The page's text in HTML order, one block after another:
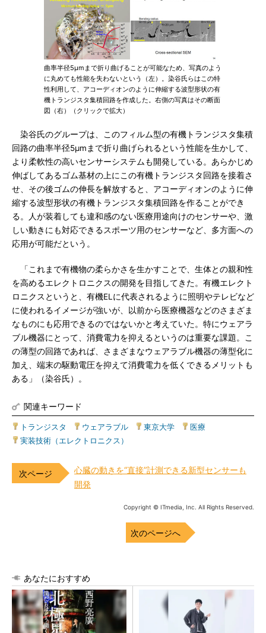
曲率半径5μmまで折り曲げることが可能なため、写真のよう
に丸めても性能を失わないという（左）。染谷氏らはこの特
性利用して、アコーディオンのように伸縮する波型形状の有
機トランジスタ集積回路を作成した。右側の写真はその断面
図（右）（クリックで拡大）
染谷氏のグループは、このフィルム型の有機トランジスタ集積
回路の曲率半径5μmまで折り曲げられるという性能を生かして、
より柔軟性の高いセンサーシステムも開発している。あらかじめ
伸ばしてあるゴム基材の上にこの有機トランジスタ回路を接着さ
せ、その後ゴムの伸長を解放すると、アコーディオンのように伸
縮する波型形状の有機トランジスタ集積回路を作ることができ
る。人が装着しても違和感のない医療用途向けのセンサーや、激
しい動きにも対応できるスポーツ用のセンサーなど、多方面への
応用が可能だという。
「これまで有機物の柔らかさを生かすことで、生体との親和性
を高めるエレクトロニクスの開発を目指してきた。有機エレクト
ロニクスというと、有機ELに代表されるように照明やテレビなど
に使われるイメージが強いが、以前から医療機器などのさまざま
なものにも応用できるのではないかと考えていた。特にウェアラ
ブル機器にとって、消費電力を抑えるというのは重要な課題。こ
の薄型の回路であれば、さまざまなウェアラブル機器の薄型化に
加え、端末の駆動電圧を抑えて消費電力を低くできるメリットも
ある」（染谷氏）。
関連キーワード
トランジスタ ウェアラブル 東京大学 医療
実装技術（エレクトロニクス）
心臓の動きを“直接”計測できる新型センサーも
開発
Copyright © ITmedia, Inc. All Rights Reserved.
次のページへ
あなたにおすすめ